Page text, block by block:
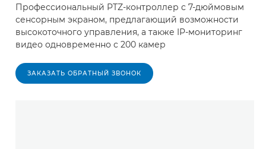
Профессиональный PTZ-контроллер с 7-дюймовым
сенсорным экраном, предлагающий возможности
высокоточного управления, а также IP-мониторинг
видео одновременно с 200 камер
ЗАКАЗАТЬ ОБРАТНЫЙ ЗВОНОК